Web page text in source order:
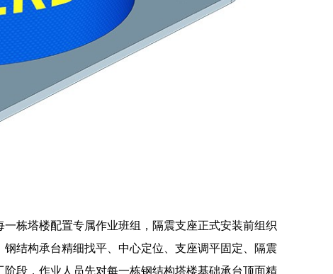
栋塔楼配置专属作业班组，隔震支座正式安装前组织
结构承台精细找平、中心定位、支座调平固定、隔震
段，作业人员先对每一栋钢结构塔楼基础承台顶面精